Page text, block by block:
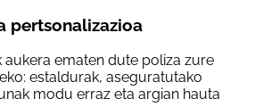
pertsonalizazioa
aukera ematen dute poliza zure
estaldurak, aseguratutako
modu erraz eta argian hauta